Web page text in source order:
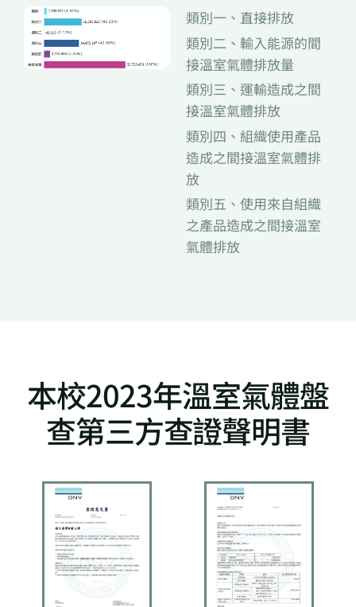
類別一、直接排放
類別二、輸入能源的間
接溫室氣體排放量
類別三、運輸造成之間
接溫室氣體排放
類別四、組織使用產品
造成之間接溫室氣體排
放
類別五、使用來自組織
之產品造成之間接溫室
氣體排放
本校2023年溫室氣體盤
查第三方查證聲明書